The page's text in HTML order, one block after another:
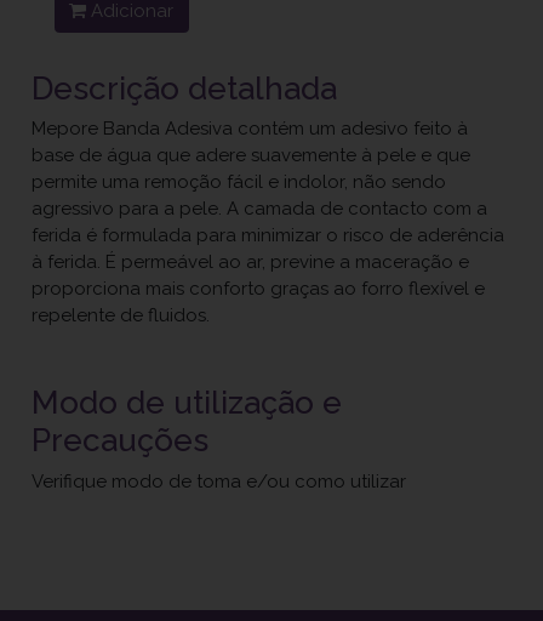
Adicionar
Descrição detalhada
Mepore Banda Adesiva contém um adesivo feito à
base de água que adere suavemente à pele e que
permite uma remoção fácil e indolor, não sendo
agressivo para a pele. A camada de contacto com a
ferida é formulada para minimizar o risco de aderência
à ferida. É permeável ao ar, previne a maceração e
proporciona mais conforto graças ao forro flexível e
repelente de fluidos.
Modo de utilização e
Precauções
Verifique modo de toma e/ou como utilizar